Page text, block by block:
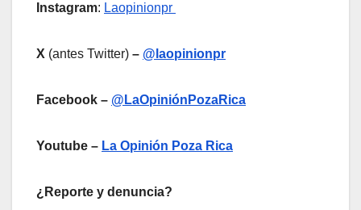
Instagram: Laopinionpr
X (antes Twitter) – @laopinionpr
Facebook – @LaOpiniónPozaRica
Youtube – La Opinión Poza Rica
¿Reporte y denuncia?